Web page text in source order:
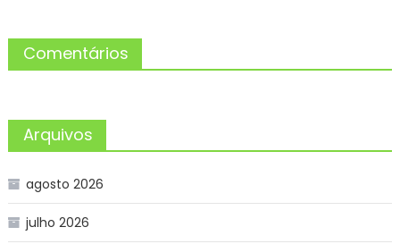
Comentários
Arquivos
agosto 2026
julho 2026